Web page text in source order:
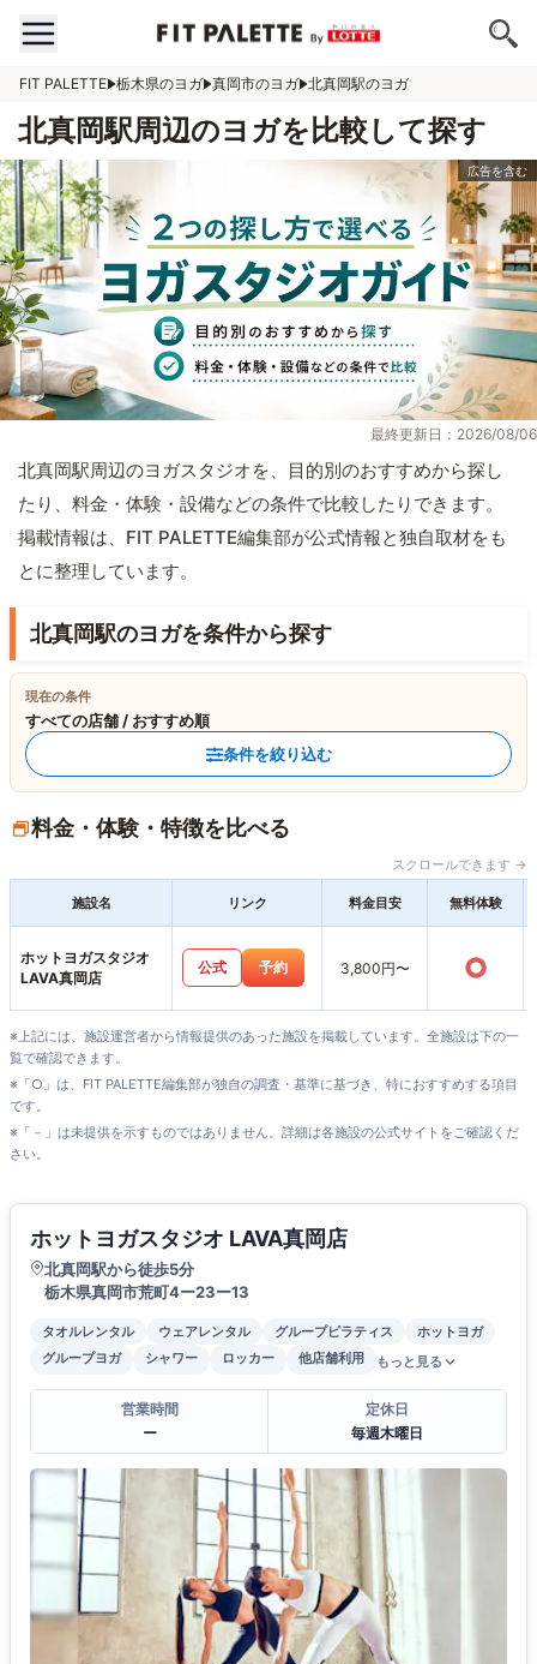
FIT PALETTE 栃木県のヨガ 真岡市のヨガ 北真岡駅のヨガ
北真岡駅周辺のヨガを比較して探す
最終更新日：2026/08/06
北真岡駅周辺のヨガスタジオを、目的別のおすすめから探し
たり、料金・体験・設備などの条件で比較したりできます。
掲載情報は、FIT PALETTE編集部が公式情報と独自取材をも
とに整理しています。
北真岡駅のヨガを条件から探す
現在の条件
すべての店舗 / おすすめ順
条件を絞り込む
料金・体験・特徴を比べる
スクロールできます →
施設名 リンク 料金目安 無料体験
ホットヨガスタジオ
LAVA真岡店
公式 予約 3,800円〜 ○
※上記には、施設運営者から情報提供のあった施設を掲載しています。全施設は下の一
覧で確認できます。
※「○」は、FIT PALETTE編集部が独自の調査・基準に基づき、特におすすめする項目
です。
※「－」は未提供を示すものではありません。詳細は各施設の公式サイトをご確認くだ
さい。
ホットヨガスタジオ LAVA真岡店
北真岡駅から徒歩5分
栃木県真岡市荒町4ー23ー13
タオルレンタル ウェアレンタル グループピラティス
ホットヨガ
グループヨガ
シャワー ロッカー 他店舗利用 もっと見る
営業時間
ー
定休日
毎週木曜日